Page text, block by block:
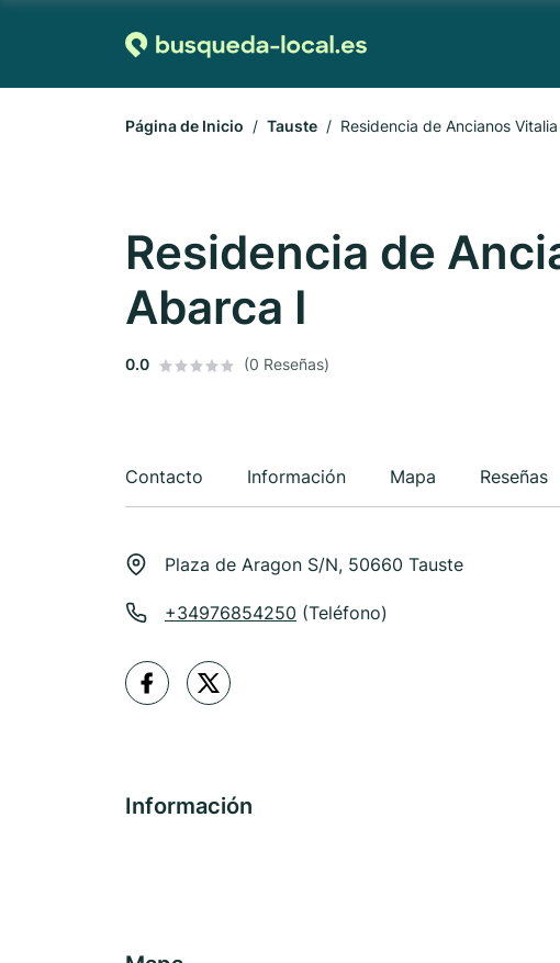
Página de Inicio Tauste Residencia de Ancianos
Residencia de
Abarca I
0.0 (0 Reseñas)
Contacto Información Mapa Reseñas
Plaza de Aragon S/N, 50660 Tauste
+34976854250 (Teléfono)
Información